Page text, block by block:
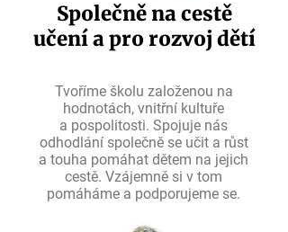
Společně na cestě
učení a pro rozvoj dětí
Tvoříme školu založenou na
hodnotách, vnitřní kultuře
a pospolitosti. Spojuje nás
odhodlání společně se učit a růst
a touha pomáhat dětem na jejich
cestě. Vzájemně si v tom
pomáháme a podporujeme se.